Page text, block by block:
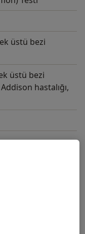
üstü bezi
üstü bezi
hastalığı,
Peroksidaz